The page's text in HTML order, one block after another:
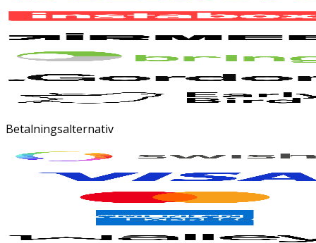
Betalningsalternativ